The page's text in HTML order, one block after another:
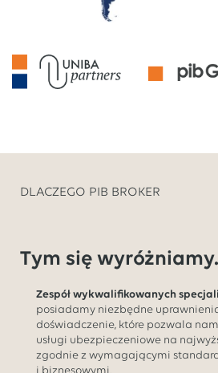
DLACZEGO PIB BROKER
Tym się wyróżniamy.
Zespół wykwalifikowanych
posiadamy niezbędne
doświadczenie, które pozwala
usługi ubezpieczeniowe na
zgodnie z wymagającymi